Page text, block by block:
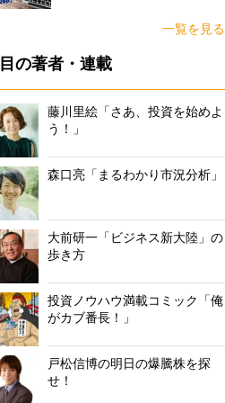
一覧を見る
の著者・連載
藤川里絵「さあ、投資を始めよ
う！」
森口亮「まるわかり市況分析」
大前研一「ビジネス新大陸」の
歩き方
投資ノウハウ満載コミック「俺
がカブ番長！」
戸松信博の明日の爆騰株を探
せ！